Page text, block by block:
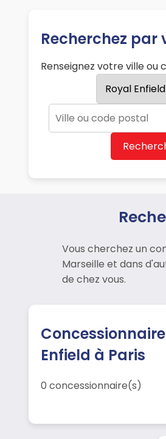
Recherchez par
Renseignez votre ville ou
Vous cherchez un
Marseille et dans
de chez vous.
Enfield à Paris
0 concessionnaire(s)